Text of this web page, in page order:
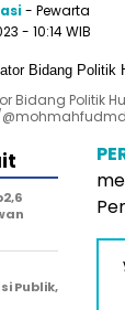
- Pewarta
- 10:14 WIB
Bidang Politik
Publik,